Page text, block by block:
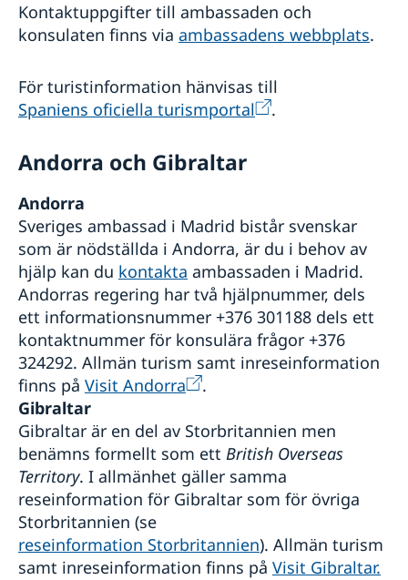
Kontaktuppgifter till ambassaden och
konsulaten finns via ambassadens webbplats.
För turistinformation hänvisas till
Spaniens oficiella turismportal
.
Andorra och Gibraltar
Andorra
Sveriges ambassad i Madrid bistår svenskar
som är nödställda i Andorra, är du i behov av
hjälp kan du kontakta ambassaden i Madrid.
Andorras regering har två hjälpnummer, dels
ett informationsnummer +376 301188 dels ett
kontaktnummer för konsulära frågor +376
324292. Allmän turism samt inreseinformation
finns på Visit Andorra
.
Gibraltar
Gibraltar är en del av Storbritannien men
benämns formellt som ett British Overseas
Territory. I allmänhet gäller samma
reseinformation för Gibraltar som för övriga
Storbritannien (se
reseinformation Storbritannien). Allmän turism
samt inreseinformation finns på Visit Gibraltar.